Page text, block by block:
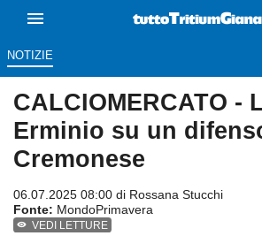
NOTIZIE
CALCIOMERCATO -
Erminio su un
Cremonese
06.07.2025 08:00 di Rossana Stucchi
Fonte: MondoPrimavera
VEDI LETTURE